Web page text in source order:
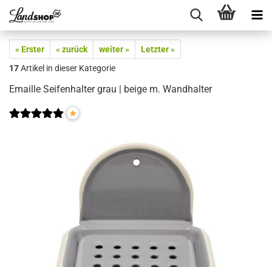
« Erster « zurück weiter »
Letzter »
17Artikel in dieser Kategorie
Emaille Seifenhalter grau | beige m. Wandhalter
*